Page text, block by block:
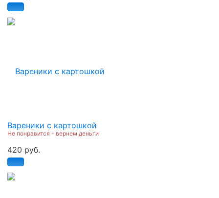
Вареники с картошкой
Не понравится - вернем деньги
420 руб.